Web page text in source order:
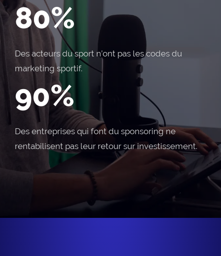
80%
Des acteurs du sport n’ont pas les codes du
marketing sportif.
90%
Des entreprises qui font du sponsoring ne
rentabilisent pas leur retour sur investissement.